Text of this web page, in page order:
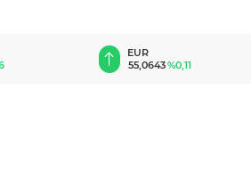
GBP
64,2088 %0,18